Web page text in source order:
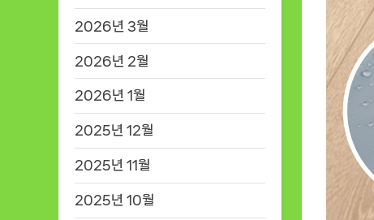
2026년 3월
2026년 2월
2026년 1월
2025년 12월
2025년 11월
2025년 10월